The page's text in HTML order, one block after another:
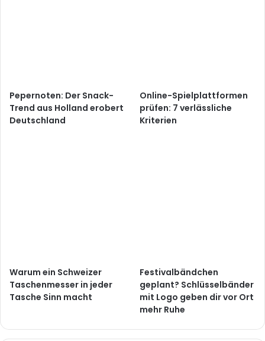
Pepernoten: Der Snack-
Trend aus Holland erobert
Deutschland
Online-Spielplattformen
prüfen: 7 verlässliche
Kriterien
Warum ein Schweizer
Taschenmesser in jeder
Tasche Sinn macht
Festivalbändchen
geplant? Schlüsselbänder
mit Logo geben dir vor Ort
mehr Ruhe